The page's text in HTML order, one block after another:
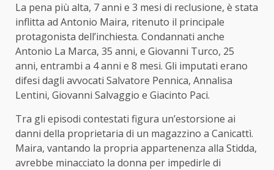
La pena più alta, 7 anni e 3 mesi di reclusione, è stata
inflitta ad Antonio Maira, ritenuto il principale
protagonista dell’inchiesta. Condannati anche
Antonio La Marca, 35 anni, e Giovanni Turco, 25
anni, entrambi a 4 anni e 8 mesi. Gli imputati erano
difesi dagli avvocati Salvatore Pennica, Annalisa
Lentini, Giovanni Salvaggio e Giacinto Paci.
Tra gli episodi contestati figura un’estorsione ai
danni della proprietaria di un magazzino a Canicattì.
Maira, vantando la propria appartenenza alla Stidda,
avrebbe minacciato la donna per impedirle di